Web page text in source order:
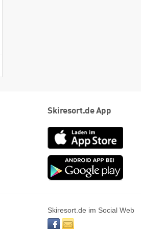
Skiresort.de App
App
Store
Skiresort.de im Social Web
facebooknewsletter